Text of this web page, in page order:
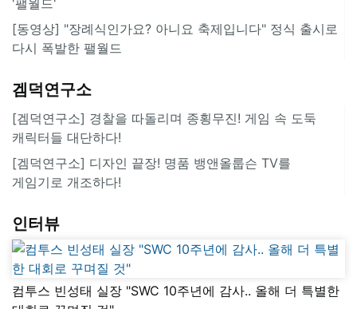
[동영상] "장례식인가요? 아니요 축제입니다" 정식 출시로
다시 폭발한 팰월드
겜덕연구소
[겜덕연구소] 경찰을 따돌리며 종횡무진! 게임 속 도둑
캐릭터들 대단하다!
[겜덕연구소] 디자인 끝장! 명품 뱅앤올룹슨 TV를
게임기로 개조하다!
인터뷰
컴투스 빈성태 실장 "SWC 10주년에 감사.. 올해 더 특별한